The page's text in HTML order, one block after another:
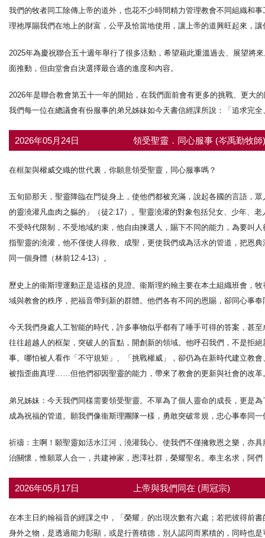
我們的牧者同工除傳上帝的道外，也花不少時間精力管理教會不同組織和
理祂厚賜我們在地上的財富，公平及恰當地使用，讓上帝的道興旺起來，
2025年為慶祝聯合五十週年舉行了很多活動，希望藉此重溫過去、展望將
面推動，但由堂會自決選擇最合適的進度和內容。
2026年是聯合教會第五十一年的開始，在我們面前會有更多的挑戰、更大
我們每一位在總議會有份服事的弟兄姊妹如今天書信經課所說：「追求完
2026年05月24日 領受聖靈．同心服事 (岑禹勤牧
在框架與權威交織的世代裏，你願意領受聖靈，同心服事嗎？
五旬節那天，聖靈降臨在門徒身上，使他們都被充滿，說起各國的言語，
的靈澆灌凡血肉之軀的」（徒2:17）。聖靈澆灌的對象包括兒女、少年、
不受時代限制，不受地域約束，他自由揀選人，賜下不同的能力，為要叫
指聖靈的澆灌，他不僅使人得救、成聖，更使我們成為活水的管道，把恩
同一個身體（林前12:4-13）。
歷史上的衞斯理運動正是這樣的見證。衞斯理約翰主要在本土組織班會，
域與教會的秩序，把福音帶到新的群體。他們各有不同的恩賜，卻同心事
今天我們身處人工智能的時代，許多事物似乎都有了唾手可得的答案，甚
往往超越人的框架，突破人的盲點，開創新的領域。他呼召我們，不是拒
事。哪怕被人看作「不守規矩」、「挑戰權威」，卻仍為在新時代建立教
被指歪曲真理……但他們卻因聖靈的能力，帶來了教會的更新與社會的改革
弟兄姊妹：今天我們同樣需要領受聖靈。不單為了個人靈命的成長，更是
成為祝福的管道。願我們像衞斯理團隊一樣，勇敢突破常規，忠心事奉同
祈禱：主啊！願聖靈如活水江河，澆灌我心。使我們不僅擁救恩之樂，亦
治關懷，惟願眾人合一，共建神家，恩澤社群，榮耀聖名。奉主名求，阿們
2026年05月17日 上帝與我們同在 (周冠宗)
在本主日約翰福音的經課之中，「榮耀」的出現次數有六處；若把彼得前
身外之物，是透過能力彰顯，或是行善積德，別人認同而累積的，同時也